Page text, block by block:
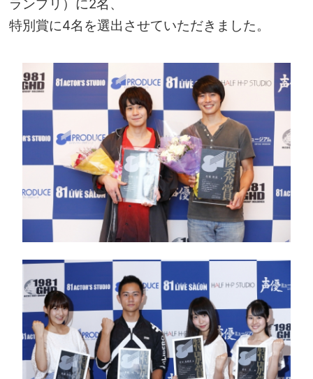
ランプリ）に2名、
特別賞に4名を選出させていただきました。